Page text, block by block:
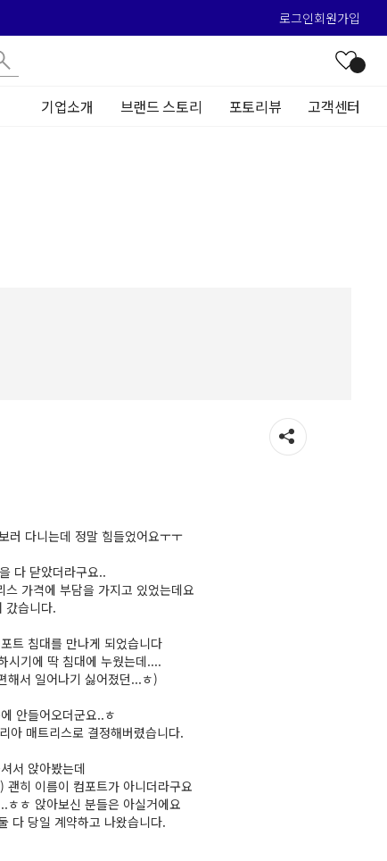
로그인회원가입
기업소개 브랜드 스토리 포토리뷰 고객센터
러 다니는데 정말 힘들었어요ㅜㅜ
다 닫았더라구요..
가격에 부담을 가지고 있었는데요
갔습니다.
트 침대를 만나게 되었습니다
시기에 딱 침대에 누웠는데....
해서 일어나기 싫어졌던...ㅎ)
안들어오더군요..ㅎ
아 매트리스로 결정해버렸습니다.
서 앉아봤는데
히 이름이 컴포트가 아니더라구요
ㅎ 앉아보신 분들은 아실거에요
다 당일 계약하고 나왔습니다.